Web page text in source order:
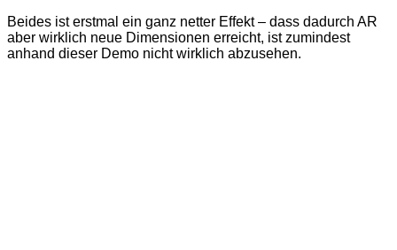
Beides ist erstmal ein ganz netter Effekt – dass dadurch AR
aber wirklich neue Dimensionen erreicht, ist zumindest
anhand dieser Demo nicht wirklich abzusehen.